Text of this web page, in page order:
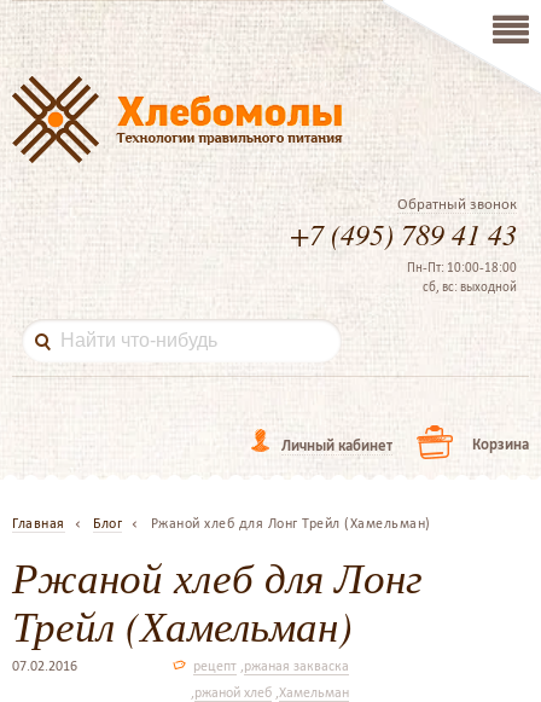
Обратный звонок
+7 (495) 789 41 43
Пн-Пт: 10:00-18:00
сб, вс: выходной
Личный кабинет Корзина
Главная Блог Ржаной хлеб для Лонг Трейл (Хамельман)
Ржаной хлеб для Лонг
Трейл (Хамельман)
07.02.2016 рецепт,ржаная закваска
,ржаной хлеб,Хамельман